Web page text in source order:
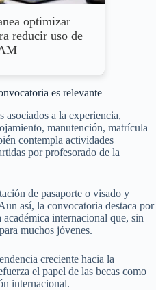
optimizar
reducir uso de
es relevante
asociados a la experiencia,
manutención, matrícula
contempla actividades
por profesorado de la
de pasaporte o visado y
así, la convocatoria destaca por
internacional que, sin
muchos jóvenes.
creciente hacia la
el papel de las becas como
internacional.